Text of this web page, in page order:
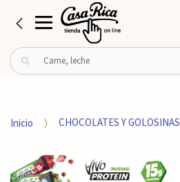
B
u
rInicio CHOCOLATES Y GOLOSINAS